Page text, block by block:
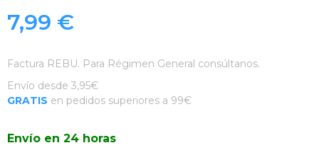
7,99 €
Factura REBU. Para Régimen General consúltanos.
Envío desde 3,95€
GRATIS en pedidos superiores a 99€
Envío en 24 horas